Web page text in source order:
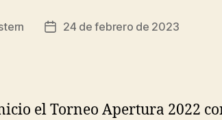
Fecha24 de febrero de 2023
el Torneo Apertura 2022